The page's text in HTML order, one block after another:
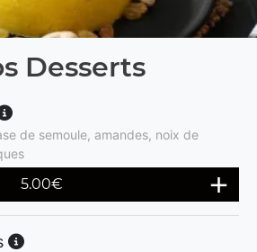
Desserts
de semoule, amandes, noix de
5.00€